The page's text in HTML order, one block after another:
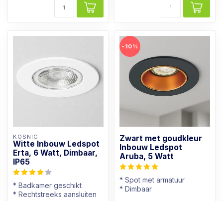
KOSNIC
Witte Inbouw Ledspot
Erta, 6 Watt, Dimbaar,
IP65
* Badkamer geschikt
* Rechtstreeks aansluiten
-10%
Zwart met goudkleur
Inbouw Ledspot
Aruba, 5 Watt
* Spot met armatuur
* Dimbaar